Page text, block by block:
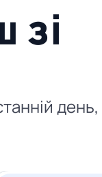
зі